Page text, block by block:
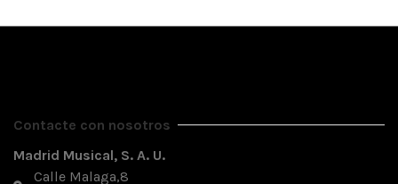
Contacte con nosotros
Madrid Musical, S. A. U.
Calle Malaga,8